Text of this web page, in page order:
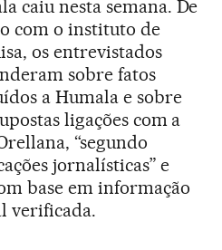
caiu nesta semana. De
com o instituto de
os entrevistados
sobre fatos
a Humala e sobre
ligações com a
“segundo
jornalísticas” e
base em informação
verificada.